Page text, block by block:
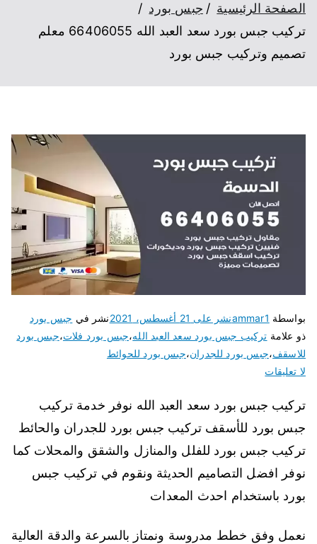
الصفحة الرئيسية
جبس بورد
تركيب جبس بورد سعد العبد الله 66406055 معلم
تصميم وتركيب جبس بورد
بواسطة ammar1نشر على 21 أغسطس، 2021 نشر في جبس بورد
ذو علامة تركيب جبس بورد سعد العبد الله،جبس بورد فلات،جبس بورد
للاسقف،جبس بورد للجدران،جبس بورد للحوائط
لا تعليقات
تركيب جبس بورد سعد العبد الله نوفر خدمة تركيب
جبس بورد للأسقف تركيب جبس بورد للجدران والحائط
تركيب جبس بورد للفلل والمنازل والشقق والمحلات كما
نوفر افضل التصاميم الحديثة ونقوم في تركيب جبس
بورد باستخدام احدث المعدات
نعمل وفق خطط مدروسة ونمتاز بالسرعة والدقة العالية